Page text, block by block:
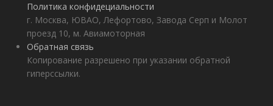
Политика конфидециальности
г. Москва, ЮВАО, Лефортово, Завода Серп и Молот
проезд 10, м. Авиамоторная
Обратная связь
Копирование разрешено при указании обратной
гиперссылки.